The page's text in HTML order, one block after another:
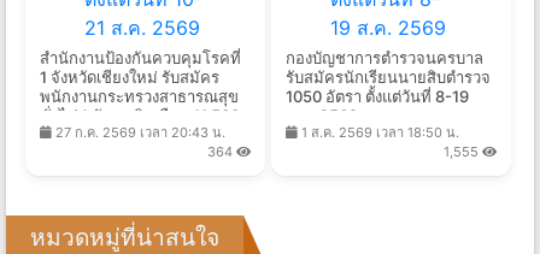
สำนักงานป้องกันควบคุมโรคที่
1 จังหวัดเชียงใหม่ รับสมัคร
พนักงานกระทรวงสาธารณสุข
ทั่วไป 1 อัตรา เงินเดือน 11,500
บาท ตั้งแต่วันที่ 10-21 ส.ค.
27 ก.ค. 2569 เวลา 20:43 น.
364
กองบัญชาการตำรวจนครบาล
รับสมัครนักเรียนนายสิบตำรวจ
1050 อัตรา ตั้งแต่วันที่ 8-19
ส.ค. 2569
1 ส.ค. 2569 เวลา 18:50 น.
1,555
หมวดหมู่ที่น่าสนใจ